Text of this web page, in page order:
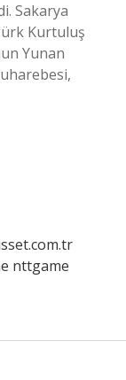
Sakarya
Kurtuluş
Yunan
nttgame